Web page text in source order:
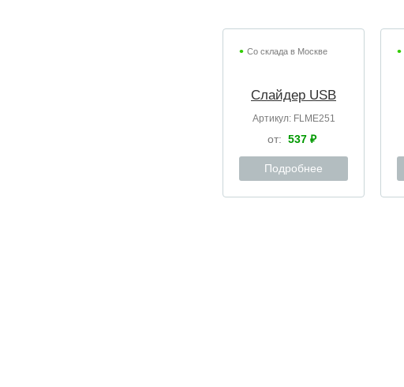
Со склада в Москве
Слайдер USB
Артикул: FLME251
от: 537 ₽
Подробнее